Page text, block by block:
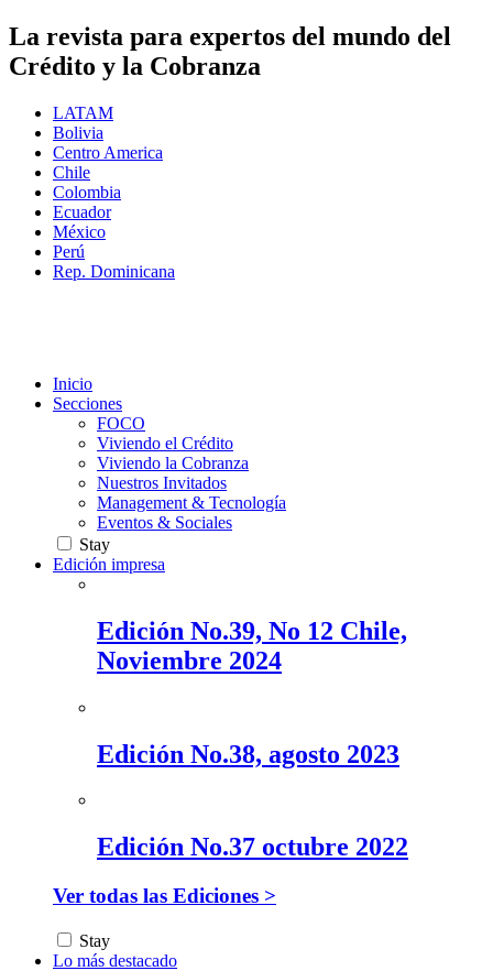
La revista para expertos del mundo del
Crédito y la Cobranza
LATAM
Bolivia
Centro America
Chile
Colombia
Ecuador
México
Perú
Rep. Dominicana
Inicio
Secciones
FOCO
Viviendo el Crédito
Viviendo la Cobranza
Nuestros Invitados
Management & Tecnología
Eventos & Sociales
Stay
Edición impresa
Edición No.39, No 12 Chile,
Noviembre 2024
Edición No.38, agosto 2023
Edición No.37 octubre 2022
Ver todas las Ediciones >
Stay
Lo más destacado